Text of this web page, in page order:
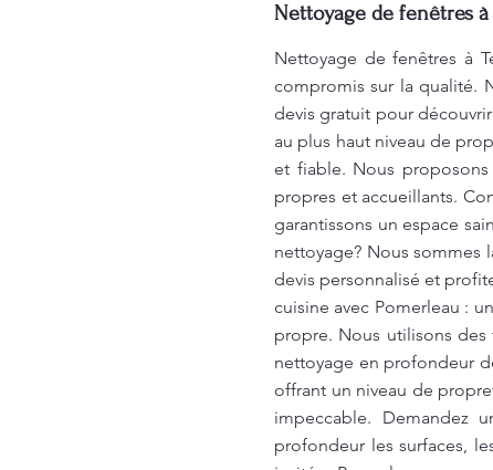
Nettoyage de fenêtres
Nettoyage de fenêtres à
compromis sur la qualité.
devis gratuit pour
au plus haut niveau de
et fiable. Nous
propres et accueillants.
garantissons un espace
nettoyage? Nous sommes
devis personnalisé et
cuisine avec Pomerleau :
propre. Nous utilisons
nettoyage en profondeur
offrant un niveau de
impeccable. Demandez
profondeur les surfaces,